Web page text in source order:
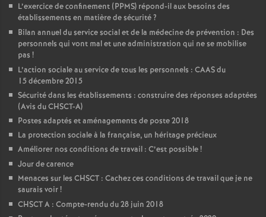
L’exercice de confinement (PPMS) répond-il aux besoins des
établissements en matière de sécurité?
Bilan annuel du service social et de la médecine de prévention : Des
personnels qui vont mal et une administration qui ne se mobilise
pas !
L’action sociale au service de tous les personnels : CAAS du
15 décembre 2015
Sécurité dans les établissements : construire des réponses adaptées
(Avis du CHSCT-A)
Postes adaptés et aménagements de poste 2018
La protection sociale à la française, un héritage précieux
Améliorer nos conditions de travail : C’est possible!
Jour de carence
Menaces sur les CHSCT : Cachez ces conditions de travail que je ne
saurais voir!
CHSCT A : Compte-rendu du 28 juin 2018